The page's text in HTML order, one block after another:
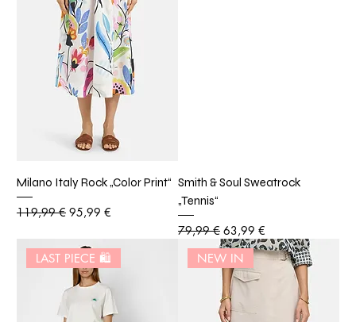
Milano Italy Rock „Color Print“
Standardpreis
119,99 € Sale-Preis
95,99 €
Smith & Soul Sweatrock
„Tennis“
Standardpreis
79,99 € Sale-Preis
63,99 €
LAST PIECE 🛍️
NEW IN